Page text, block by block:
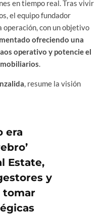
en tiempo real. Tras vivir
el equipo fundador
con un objetivo
ofreciendo una
operativo y potencie el
.
, resume la visión
era
Estate,
y
tomar